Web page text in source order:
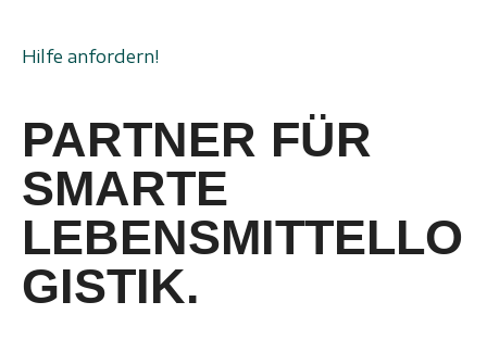
Hilfe anfordern!
PARTNER FÜR
SMARTE
LEBENSMITTELLO
GISTIK.